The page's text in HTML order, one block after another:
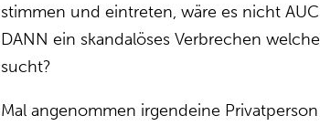
stimmen und eintreten, wäre es nicht
DANN ein skandalöses Verbrechen
sucht?
Mal angenommen irgendeine